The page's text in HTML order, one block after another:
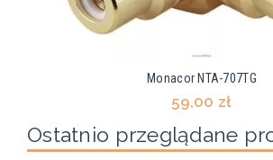
Monacor NTA-707TG
59,00 zł
Ostatnio przeglądane